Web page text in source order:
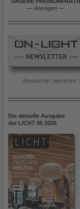
–– Anzeigen ––
Die aktuelle Ausgabe
der LICHT 05 2026